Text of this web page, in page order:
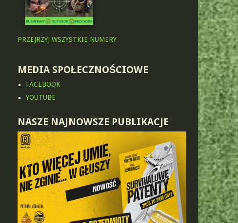
PRZEJRZYJ WSZYSTKIE NUMERY
MEDIA SPOŁECZNOŚCIOWE
FACEBOOK
YOUTUBE
NASZE NAJNOWSZE PUBLIKACJE